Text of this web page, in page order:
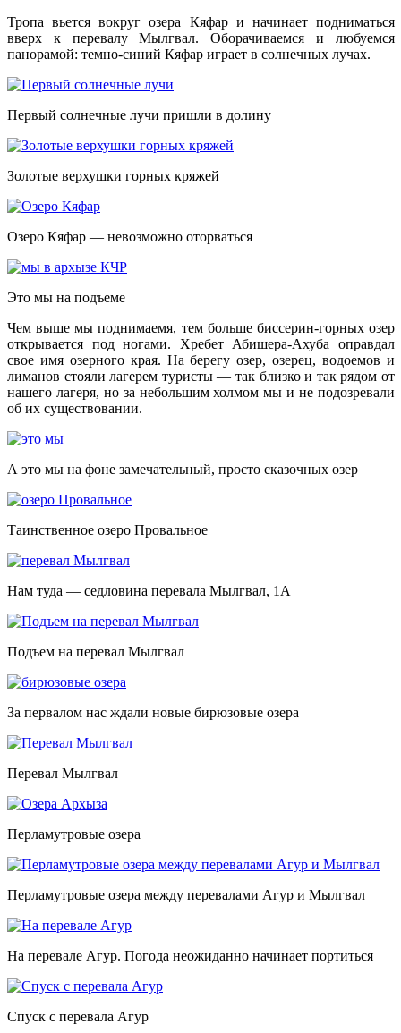
Тропа вьется вокруг озера Кяфар и начинает подниматься
вверх к перевалу Мылгвал. Оборачиваемся и любуемся
панорамой: темно-синий Кяфар играет в солнечных лучах.
Первый солнечные лучи пришли в долину
Золотые верхушки горных кряжей
Озеро Кяфар — невозможно оторваться
Это мы на подъеме
Чем выше мы поднимаемя, тем больше биссерин-горных озер
открывается под ногами. Хребет Абишера-Ахуба оправдал
свое имя озерного края. На берегу озер, озерец, водоемов и
лиманов стояли лагерем туристы — так близко и так рядом от
нашего лагеря, но за небольшим холмом мы и не подозревали
об их существовании.
А это мы на фоне замечательный, просто сказочных озер
Таинственное озеро Провальное
Нам туда — седловина перевала Мылгвал, 1А
Подъем на перевал Мылгвал
За первалом нас ждали новые бирюзовые озера
Перевал Мылгвал
Перламутровые озера
Перламутровые озера между перевалами Агур и Мылгвал
На перевале Агур. Погода неожиданно начинает портиться
Спуск с перевала Агур